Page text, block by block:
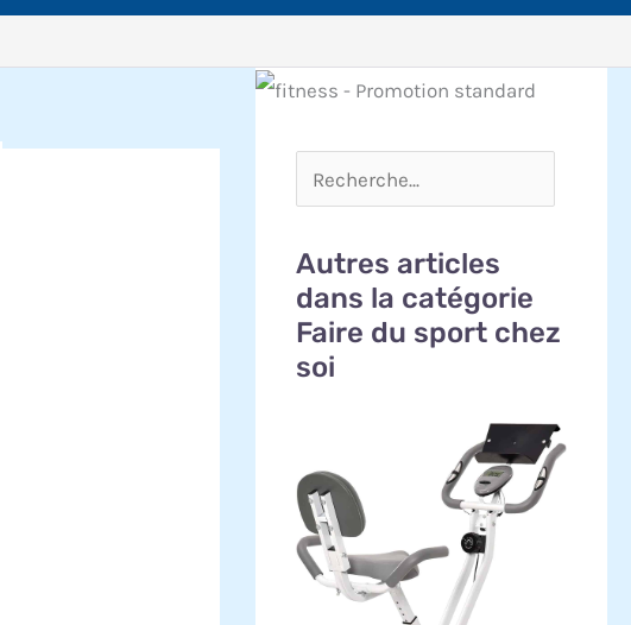
Autres articles
dans la catégorie
Faire du sport chez
soi